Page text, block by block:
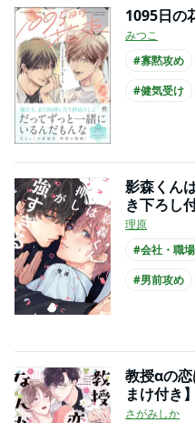
1095日の
みつこ
#寡黙攻め
#健気受け
影森くん
き下ろし付
理原
#会社・職場
#男前攻め
教授αの
まけ付き】
さがみしか